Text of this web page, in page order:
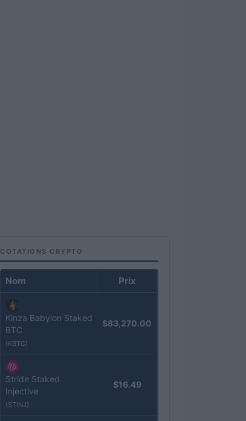
COTATIONS CRYPTO
Nom Prix
Kinza Babylon Staked
BTC
(KBTC)
$83,270.00
Stride Staked
Injective
(STINJ)
$16.49